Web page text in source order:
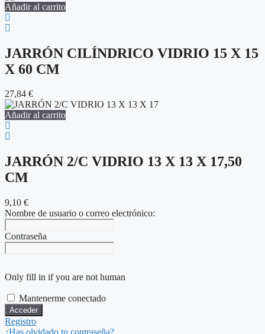
Añadir al carrito
JARRÓN CILÍNDRICO VIDRIO 15 X 15
X 60 CM
27,84 €
Añadir al carrito
JARRÓN 2/C VIDRIO 13 X 13 X 17,50
CM
9,10 €
Nombre de usuario o correo electrónico:
Contraseña
Only fill in if you are not human
Mantenerme conectado
Registro